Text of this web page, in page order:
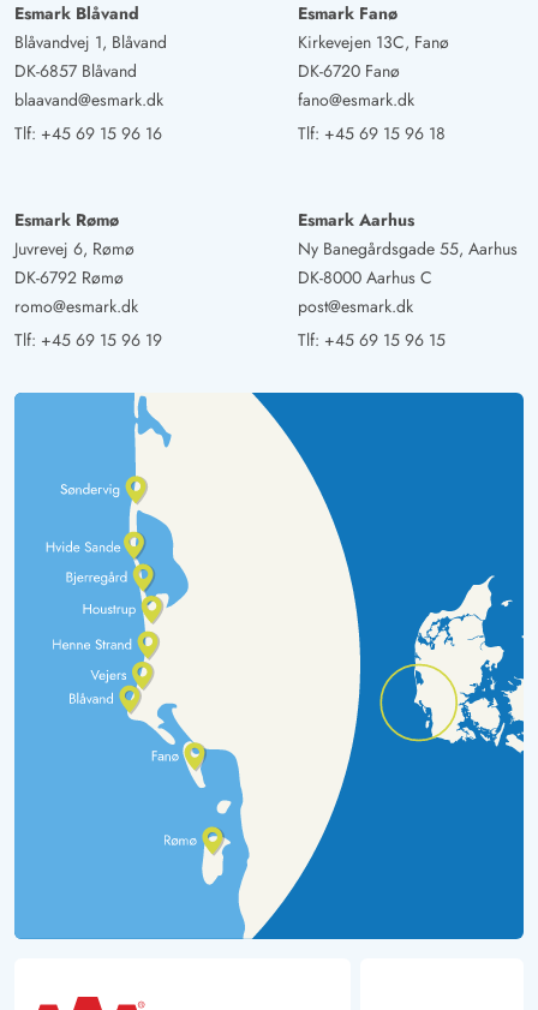
Esmark Blåvand
Blåvandvej 1, Blåvand
DK-6857 Blåvand
blaavand@esmark.dk
Tlf: +45 69 15 96 16
Esmark Fanø
Kirkevejen 13C, Fanø
DK-6720 Fanø
fano@esmark.dk
Tlf: +45 69 15 96 18
Esmark Rømø
Juvrevej 6, Rømø
DK-6792 Rømø
romo@esmark.dk
Tlf: +45 69 15 96 19
Esmark Aarhus
Ny Banegårdsgade 55, Aarhus
DK-8000 Aarhus C
post@esmark.dk
Tlf: +45 69 15 96 15